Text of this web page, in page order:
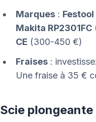
Marques :
Makita RP2301FC
CE (300-450 €)
Fraises :
Une fraise à 35 €
Scie plongeante